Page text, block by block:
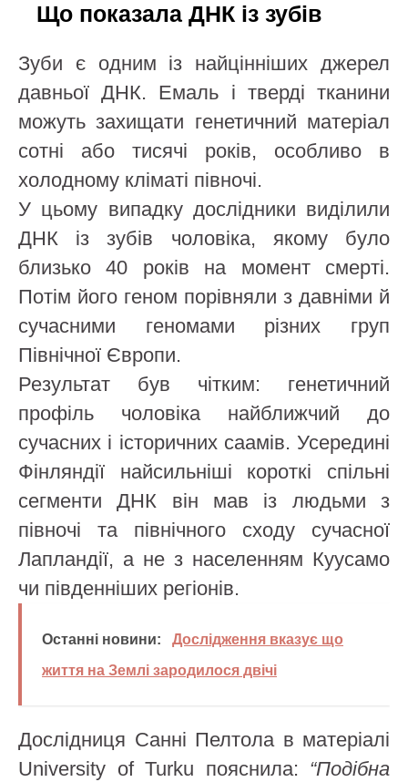
Що показала ДНК із зубів
Зуби є одним із найцінніших джерел
давньої ДНК. Емаль і тверді тканини
можуть захищати генетичний матеріал
сотні або тисячі років, особливо в
холодному кліматі півночі.
У цьому випадку дослідники виділили
ДНК із зубів чоловіка, якому було
близько 40 років на момент смерті.
Потім його геном порівняли з давніми й
сучасними геномами різних груп
Північної Європи.
Результат був чітким: генетичний
профіль чоловіка найближчий до
сучасних і історичних саамів. Усередині
Фінляндії найсильніші короткі спільні
сегменти ДНК він мав із людьми з
півночі та північного сходу сучасної
Лапландії, а не з населенням Куусамо
чи південніших регіонів.
Останні новини:
Дослідження вказує що
життя на Землі зародилося двічі
Дослідниця Санні Пелтола в матеріалі
University of Turku пояснила: “Подібна